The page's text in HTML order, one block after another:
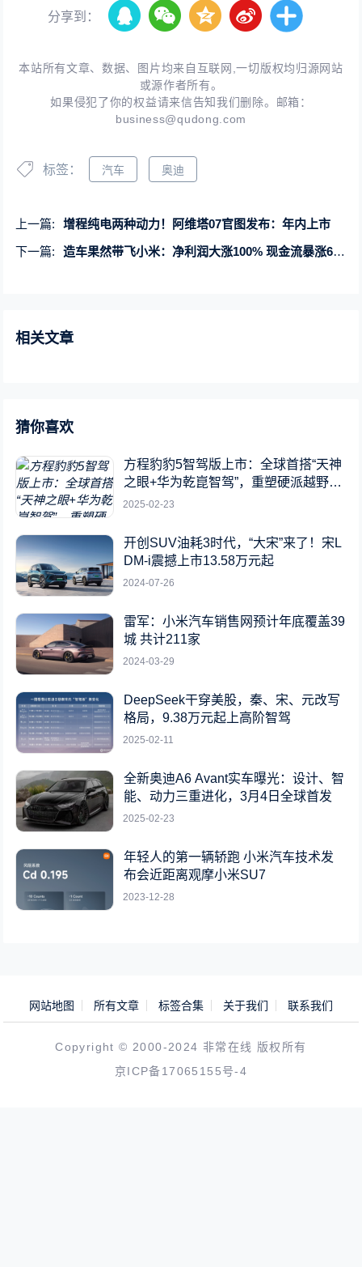
分享到：
本站所有文章、数据、图片均来自互联网,一切版权均归源网站
或源作者所有。
如果侵犯了你的权益请来信告知我们删除。邮箱：
business@qudong.com
标签： 汽车 奥迪
上一篇:
增程纯电两种动力！阿维塔07官图发布：年内上市
下一篇:
造车果然带飞小米：净利润大涨100% 现金流暴涨661%
相关文章
猜你喜欢
方程豹豹5智驾版上市：全球首搭“天神
之眼+华为乾崑智驾”，重塑硬派越野新
标杆
2025-02-23
开创SUV油耗3时代，“大宋”来了！宋L
DM-i震撼上市13.58万元起
2024-07-26
雷军：小米汽车销售网预计年底覆盖39
城 共计211家
2024-03-29
DeepSeek干穿美股，秦、宋、元改写
格局，9.38万元起上高阶智驾
2025-02-11
全新奥迪A6 Avant实车曝光：设计、智
能、动力三重进化，3月4日全球首发
2025-02-23
年轻人的第一辆轿跑 小米汽车技术发
布会近距离观摩小米SU7
2023-12-28
网站地图 所有文章 标签合集 关于我们 联系我们
Copyright © 2000-2024 非常在线 版权所有
京ICP备17065155号-4